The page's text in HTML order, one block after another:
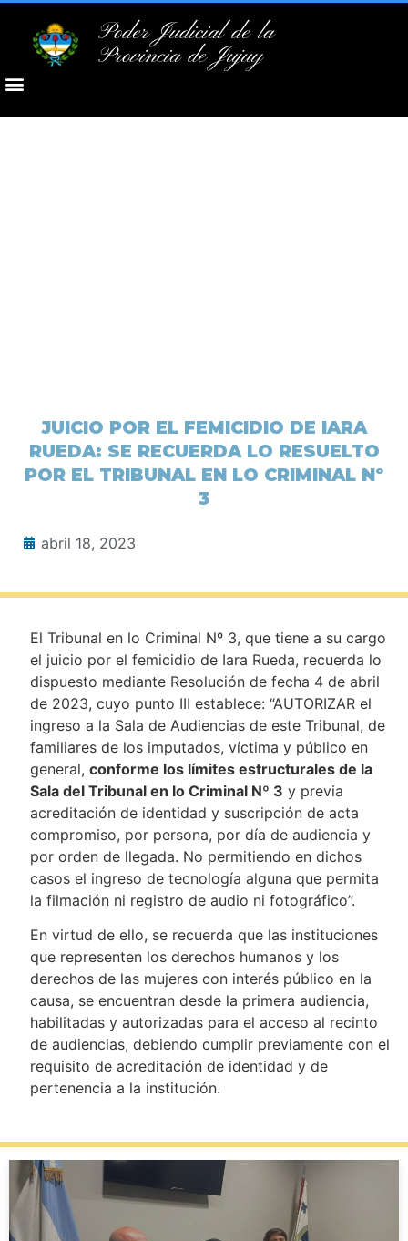
Poder Judicial de la
Provincia de Jujuy
JUICIO POR EL FEMICIDIO DE IARA
RUEDA: SE RECUERDA LO RESUELTO
POR EL TRIBUNAL EN LO CRIMINAL Nº
3
abril 18, 2023
El Tribunal en lo Criminal Nº 3, que tiene a su cargo
el juicio por el femicidio de Iara Rueda, recuerda lo
dispuesto mediante Resolución de fecha 4 de abril
de 2023, cuyo punto III establece: “AUTORIZAR el
ingreso a la Sala de Audiencias de este Tribunal, de
familiares de los imputados, víctima y público en
general, conforme los límites estructurales de la
Sala del Tribunal en lo Criminal Nº 3 y previa
acreditación de identidad y suscripción de acta
compromiso, por persona, por día de audiencia y
por orden de llegada. No permitiendo en dichos
casos el ingreso de tecnología alguna que permita
la filmación ni registro de audio ni fotográfico”.
En virtud de ello, se recuerda que las instituciones
que representen los derechos humanos y los
derechos de las mujeres con interés público en la
causa, se encuentran desde la primera audiencia,
habilitadas y autorizadas para el acceso al recinto
de audiencias, debiendo cumplir previamente con el
requisito de acreditación de identidad y de
pertenencia a la institución.